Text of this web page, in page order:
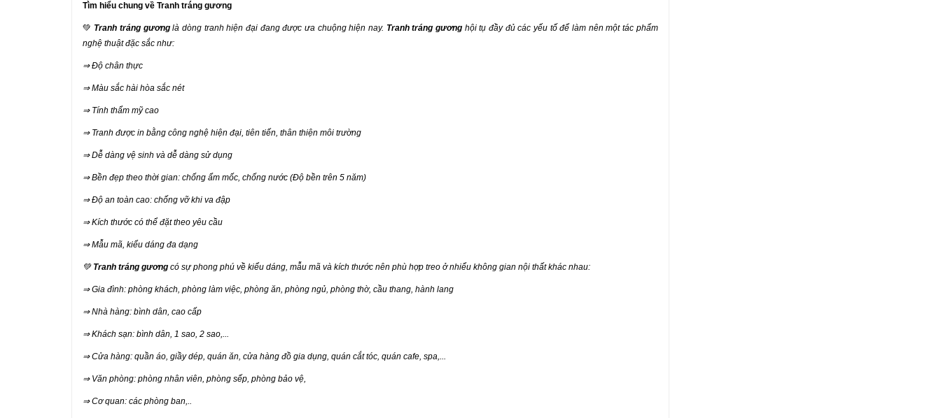
Tìm hiểu chung về Tranh tráng gương
💚 Tranh tráng gươnglà dòng tranh hiện đại đang được ưa chuộng hiện nay. Tranh tráng gương hội tụ đầy đủ các yếu tố để làm nên một tác phẩm
nghệ thuật đặc sắc như:
⇒ Độ chân thực
⇒ Màu sắc hài hòa sắc nét
⇒ Tính thẩm mỹ cao
⇒ Tranh được in bằng công nghệ hiện đại, tiên tiến, thân thiện môi trường
⇒ Dễ dàng vệ sinh và dễ dàng sử dụng
⇒ Bền đẹp theo thời gian: chống ẩm mốc, chống nước (Độ bền trên 5 năm)
⇒ Độ an toàn cao: chống vỡ khi va đập
⇒ Kích thước có thể đặt theo yêu cầu
⇒ Mẫu mã, kiểu dáng đa dạng
💚 Tranh tráng gương có sự phong phú về kiểu dáng, mẫu mã và kích thước nên phù hợp treo ở nhiểu không gian nội thất khác nhau:
⇒ Gia đình: phòng khách, phòng làm việc, phòng ăn, phòng ngủ, phòng thờ, cầu thang, hành lang
⇒ Nhà hàng: bình dân, cao cấp
⇒ Khách sạn: bình dân, 1 sao, 2 sao,...
⇒ Cửa hàng: quần áo, giầy dép, quán ăn, cửa hàng đồ gia dụng, quán cắt tóc, quán cafe, spa,...
⇒ Văn phòng: phòng nhân viên, phòng sếp, phòng bảo vệ,
⇒ Cơ quan: các phòng ban,..